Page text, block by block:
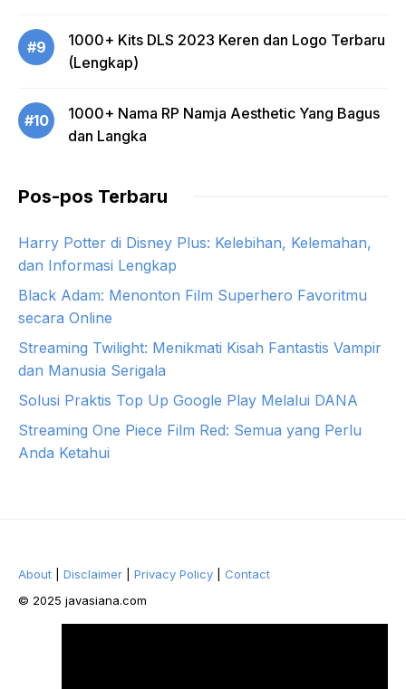
#9
1000+ Kits DLS 2023 Keren dan Logo Terbaru
(Lengkap)
#10
1000+ Nama RP Namja Aesthetic Yang Bagus
dan Langka
Pos-pos Terbaru
Harry Potter di Disney Plus: Kelebihan, Kelemahan,
dan Informasi Lengkap
Black Adam: Menonton Film Superhero Favoritmu
secara Online
Streaming Twilight: Menikmati Kisah Fantastis Vampir
dan Manusia Serigala
Solusi Praktis Top Up Google Play Melalui DANA
Streaming One Piece Film Red: Semua yang Perlu
Anda Ketahui
About Disclaimer Privacy Policy
Contact
© 2025 javasiana.com